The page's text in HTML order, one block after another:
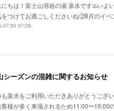
にちは！富士山溶岩の湯 泉水です♨️いよ
をつけてお過ごしくださいね🥵8月のイ
07:36
シーズンの混雑に関するお知らせ
も泉水をご利用いただきありがとうござ
客様が多く来場されるため11:00〜